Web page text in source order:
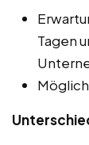
Tagen